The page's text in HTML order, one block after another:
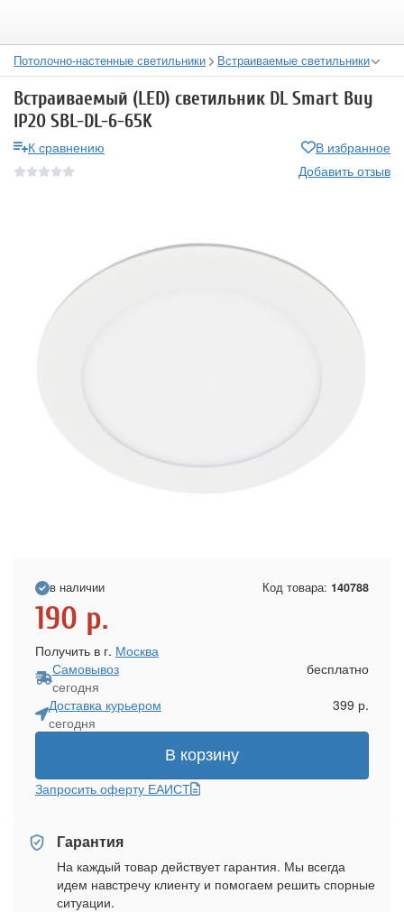
Потолочно-настенные светильники Встраиваемые светильники
Встраиваемый (LED) светильник DL Smart Buy
IP20 SBL-DL-6-65K
К сравнению
В избранное
Добавить отзыв
в наличии Код товара: 140788
190 р.
Получить в г. Москва
Самовывоз
сегодня
бесплатно
Доставка курьером
сегодня
399 р.
В корзину
Запросить оферту ЕАИСТ
Гарантия
На каждый товар действует гарантия. Мы всегда
идем навстречу клиенту и помогаем решить спорные
ситуации.